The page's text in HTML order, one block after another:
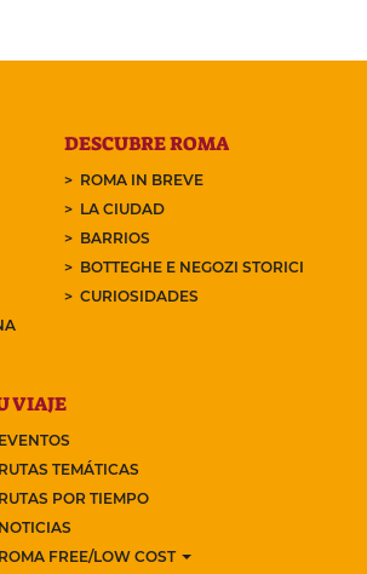
DESCUBRE ROMA
ROMA IN BREVE
LA CIUDAD
BARRIOS
BOTTEGHE E NEGOZI STORICI
CURIOSIDADES
VIAJE
EVENTOS
RUTAS TEMÁTICAS
RUTAS POR TIEMPO
NOTICIAS
ROMA FREE/LOW COST